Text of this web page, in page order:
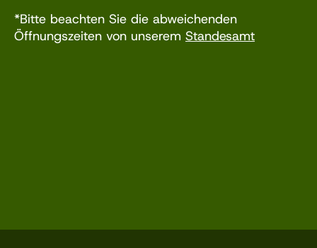
*Bitte beachten Sie die abweichenden
Öffnungszeiten von unserem Standesamt